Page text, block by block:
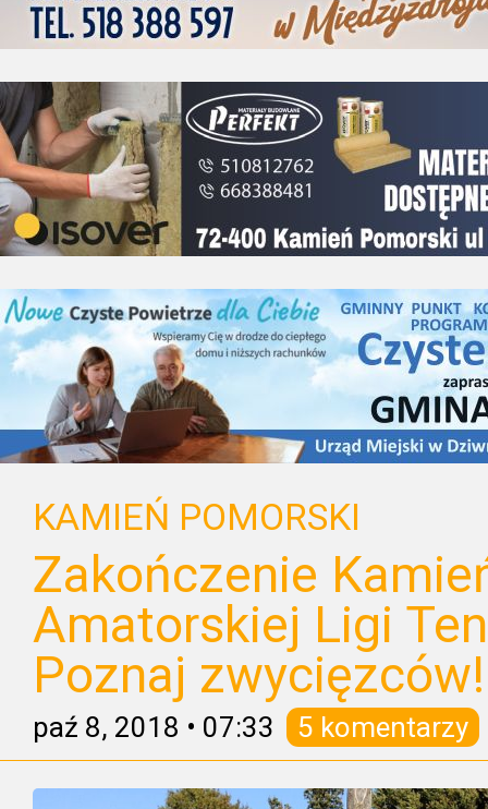
KAMIEŃ POMORSKI
Zakończenie
Amatorskiej Ligi
Poznaj zwycięzców!
paź 8, 2018 • 07:33 5 komentarzy